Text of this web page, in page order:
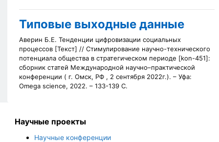
Типовые выходные данные
Аверин Б.Е. Тенденции цифровизации социальных
процессов [Текст] // Стимулирование научно-технического
потенциала общества в стратегическом периоде [kon-451]:
сборник статей Международной научно–практической
конференции ( г. Омск, РФ , 2 сентября 2022г.). – Уфа:
Omega science, 2022. – 133-139 С.
Научные проекты
Научные конференции